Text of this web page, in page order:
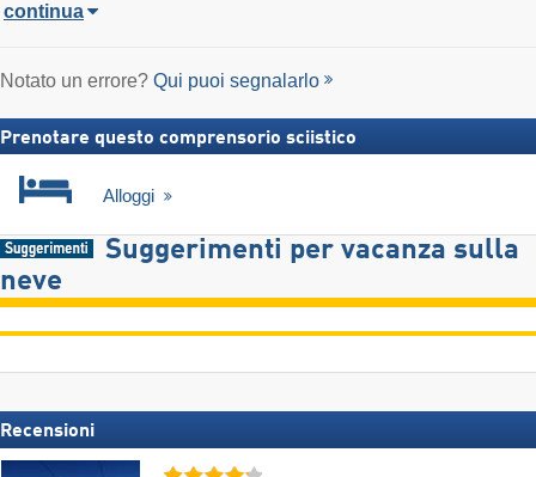
continua
Notato un errore? Qui puoi segnalarlo
Prenotare questo comprensorio sciistico
Alloggi
Suggerimenti per vacanza sulla
neve
Recensioni